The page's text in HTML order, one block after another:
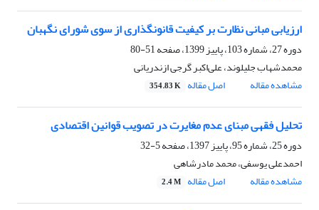
ارزیابی مبانی نظارت بر کیفیت قانونگذاری از سوی شورای نگهبان
دوره 27، شماره 103، پاییز 1399، صفحه
51-80
محمدشهاب جلیلوند، علی‌اکبر گرجی ازندریانی
مشاهده مقاله
اصل مقاله 354.83 K
تحلیل فقهی مبنای عدم مغایرت در تصویب قوانین اقتصادی
دوره 25، شماره 95، پاییز 1397، صفحه
5-32
احمدعلی یوسفی، محمد مادرشاهی
مشاهده مقاله
اصل مقاله 2.4 M